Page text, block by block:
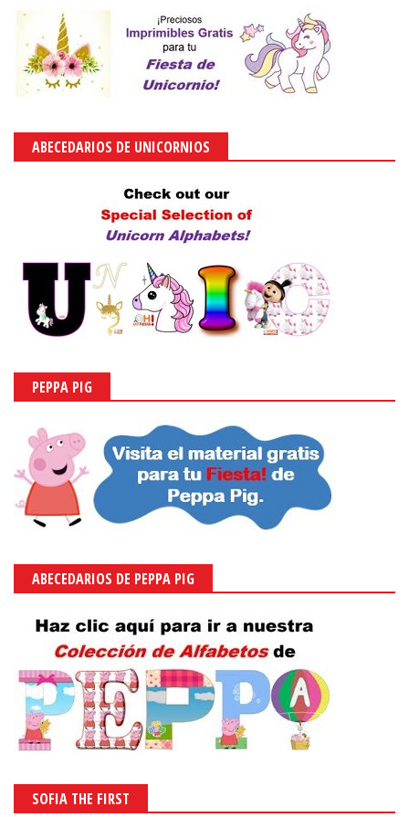
ABECEDARIOS DE UNICORNIOS
PEPPA PIG
ABECEDARIOS DE PEPPA PIG
SOFIA THE FIRST